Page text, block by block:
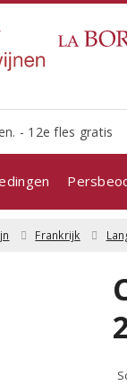
- 12e fles gratis
Frankrijk